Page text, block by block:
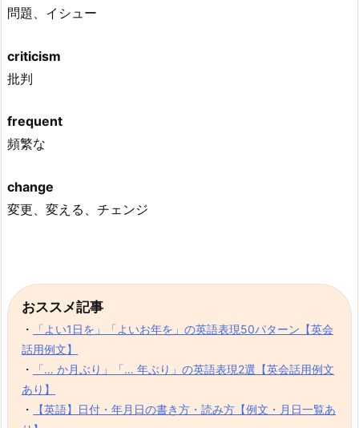
問題、イシュー
criticism
批判
frequent
頻繁な
change
変更、変える、チェンジ
おススメ記事
・
「よい1日を」「よいお年を」の英語表現50パターン【英会
話用例文】
・
「… か月ぶり」「… 年ぶり」の英語表現2選【英会話用例文
あり】
・
【英語】日付・年月日の書き方・読み方【例文・月日一覧あ